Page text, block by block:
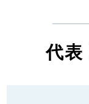
代表